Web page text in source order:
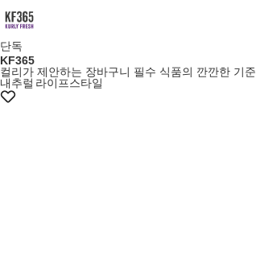
단독
KF365
컬리가 제안하는 장바구니 필수 식품의 깐깐한 기준
내추럴 라이프스타일